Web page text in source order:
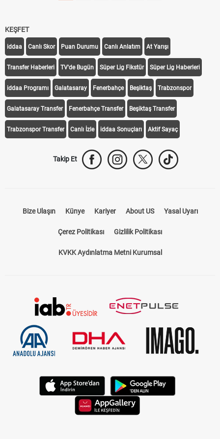
KEŞFET
iddaa Canlı Skor Puan Durumu Canlı Anlatım At Yarışı
Transfer Haberleri TV'de Bugün Süper Lig Fikstür Süper Lig Haberleri
iddaa Programı Galatasaray Fenerbahçe Beşiktaş Trabzonspor
Galatasaray Transfer Fenerbahçe Transfer Beşiktaş Transfer
Trabzonspor Transfer Canlı İzle iddaa Sonuçları Aktif Sayaç
Takip Et
Bize Ulaşın Künye Kariyer About US Yasal Uyarı
Çerez Politikası Gizlilik Politikası
KVKK Aydınlatma Metni Kurumsal